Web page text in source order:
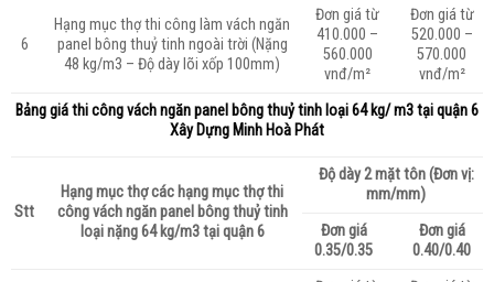
6
Hạng mục thợ thi công làm vách ngăn
panel bông thuỷ tinh ngoài trời (Nặng
48 kg/m3 – Độ dày lõi xốp 100mm)
Đơn giá từ
410.000 –
560.000
vnđ/m²
Đơn giá từ
520.000 –
570.000
vnđ/m²
Bảng giá thi công vách ngăn panel bông thuỷ tinh loại64 kg/ m3 tại quận 6
Xây Dựng Minh Hoà Phát
Stt
Hạng mục thợ các hạng mục thợ thi
công vách ngăn panel bông thuỷ tinh
loại nặng 64 kg/m3 tại quận 6
Độ dày 2 mặt tôn (Đơn vị:
mm/mm)
Đơn giá
0.35/0.35
Đơn giá
0.40/0.40